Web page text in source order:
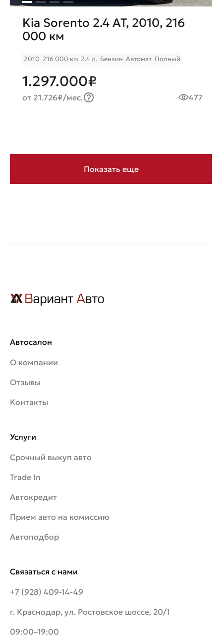
Kia Sorento 2.4 AT, 2010, 216
000 км
2010 216 000 км 2.4 л. Бензин Автомат Полный
1.297.000₽
от 21.726₽/мес. 477
Показать еще
Автосалон
О компании
Отзывы
Контакты
Связаться с нами
+7 (928) 409-14-49
г. Краснодар, ул. Ростовское шоссе, 20/1
09:00–19:00
Услуги
Срочный выкуп авто
Trade In
Автокредит
Прием авто на комиссию
Автоподбор